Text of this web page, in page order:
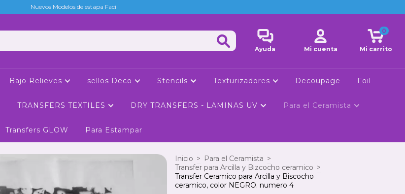
Nuevos Modelos de estapa Facil
Ayuda Mi cuenta Mi carrito
0
Bajo Relieves sellos Deco Stencils Texturizadores Decoupage Foil
TRANSFERS TEXTILES DRY TRANSFERS - LAMINAS UV Para el Ceramista
Transfers GLOW Para Estampar
Inicio > Para el Ceramista >
Transfer para Arcilla y Bizcocho ceramico >
Transfer Ceramico para Arcilla y Biscocho
ceramico, color NEGRO. numero 4